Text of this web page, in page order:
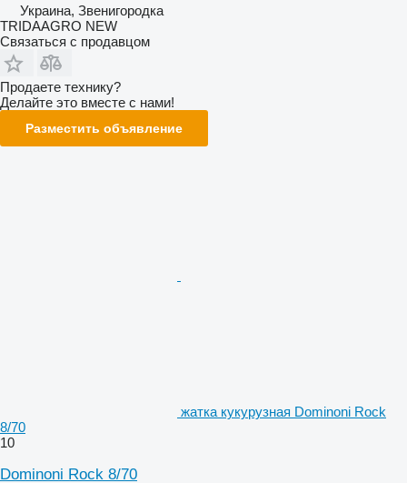
Украина, Звенигородка
TRIDAAGRO NEW
Связаться с продавцом
Продаете технику?
Делайте это вместе с нами!
Разместить объявление
жатка кукурузная Dominoni Rock
8/70
10
Dominoni Rock 8/70